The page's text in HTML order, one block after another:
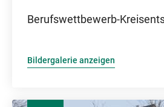
Berufswettbewerb-
Bildergalerie anzeigen